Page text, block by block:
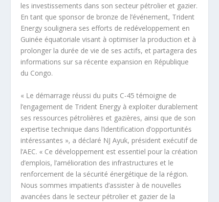
les investissements dans son secteur pétrolier et gazier.
En tant que sponsor de bronze de l’événement, Trident
Energy soulignera ses efforts de redéveloppement en
Guinée équatoriale visant à optimiser la production et à
prolonger la durée de vie de ses actifs, et partagera des
informations sur sa récente expansion en République
du Congo.
« Le démarrage réussi du puits C-45 témoigne de
l’engagement de Trident Energy à exploiter durablement
ses ressources pétrolières et gazières, ainsi que de son
expertise technique dans l’identification d’opportunités
intéressantes », a déclaré NJ Ayuk, président exécutif de
l’AEC. « Ce développement est essentiel pour la création
d’emplois, l’amélioration des infrastructures et le
renforcement de la sécurité énergétique de la région.
Nous sommes impatients d’assister à de nouvelles
avancées dans le secteur pétrolier et gazier de la